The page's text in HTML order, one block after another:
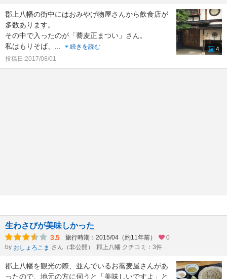
郡上八幡の街中にはおみやげ物屋さんから飲食店が
多数あります。
その中で入ったのが「蕎麦正まつい」さん。
私はもりそば、
続きを読む
投稿日:2017/08/01
4
生わさびが美味しかった
3.5 旅行時期：2015/04（約11年前）
0
by おしょろこま さん（非公開） 郡上八幡 クチコミ：3件
郡上八幡を観光の際、並んでいるお蕎麦屋さんがあ
ったので、地元の方に伺うと「美味しいですよ」と